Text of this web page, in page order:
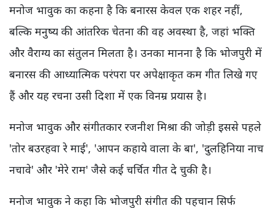
मनोज भावुक का कहना है कि बनारस केवल एक शहर नहीं,
बल्कि मनुष्य की आंतरिक चेतना की वह अवस्था है, जहां भक्ति
और वैराग्य का संतुलन मिलता है। उनका मानना है कि भोजपुरी में
बनारस की आध्यात्मिक परंपरा पर अपेक्षाकृत कम गीत लिखे गए
हैं और यह रचना उसी दिशा में एक विनम्र प्रयास है।
मनोज भावुक और संगीतकार रजनीश मिश्रा की जोड़ी इससे पहले
'तोर बउरहवा रे माई', 'आपन कहाये वाला के बा', 'दुलहिनिया नाच
नचावे' और 'मेरे राम' जैसे कई चर्चित गीत दे चुकी है।
मनोज भावुक ने कहा कि भोजपुरी संगीत की पहचान सिर्फ